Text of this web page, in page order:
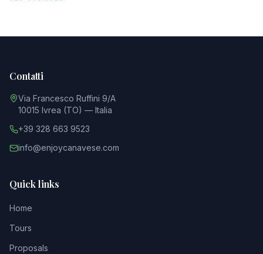
Quick links
Home
Tours
Proposals
Contatti
Via Francesco Ruffini 9/A
10015 Ivrea (TO) — Italia
+39 328 663 9523
info@enjoycanavese.com